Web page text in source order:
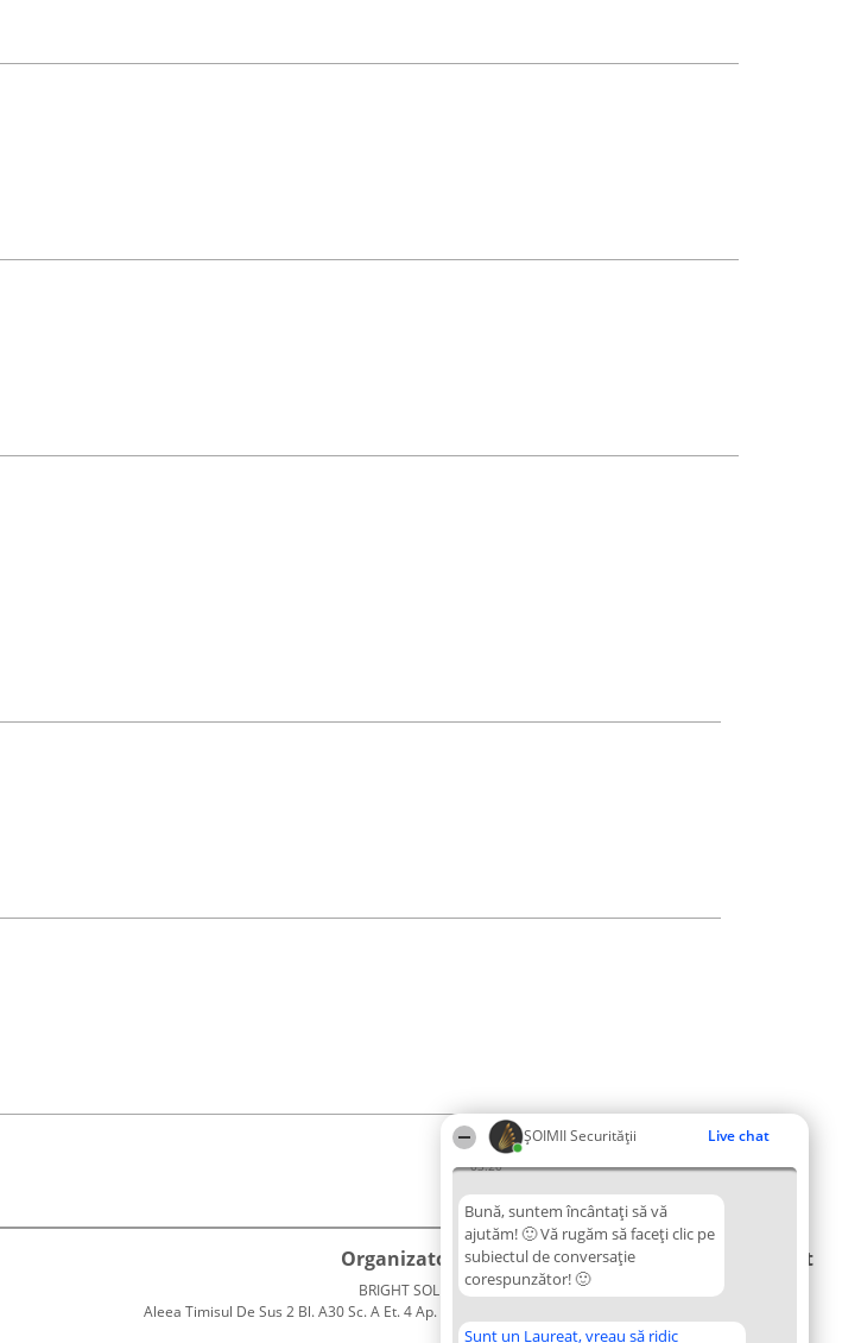
ȘOIMII Securității Live chat
03:20
Bună, suntem încântați să vă
ajutăm! 🙂 Vă rugăm să faceți clic pe
subiectul de conversație
corespunzător! 🙂
Sunt un Laureat, vreau să ridic
Organizator Ranking
BRIGHT SOLUTIONS BR SRL
Aleea Timisul De Sus 2 Bl. A30 Sc. A Et. 4 Ap. 13 Cod 061952
București
Plebiscyt
Tuturor
Contact